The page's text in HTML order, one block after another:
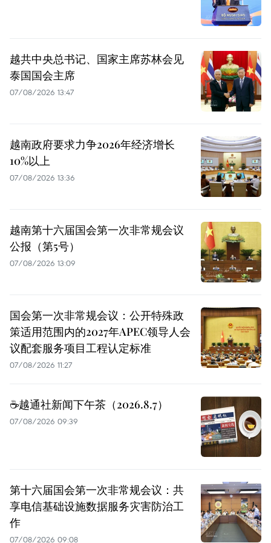
越共中央总书记、国家主席苏林会见
泰国国会主席
07/08/2026 13:47
越南政府要求力争2026年经济增长
10%以上
07/08/2026 13:36
越南第十六届国会第一次非常规会议
公报（第5号）
07/08/2026 13:09
国会第一次非常规会议：公开特殊政
策适用范围内的2027年APEC领导人会
议配套服务项目工程认定标准
07/08/2026 11:27
☕️越通社新闻下午茶（2026.8.7）
07/08/2026 09:39
第十六届国会第一次非常规会议：共
享电信基础设施数据服务灾害防治工
作
07/08/2026 09:08